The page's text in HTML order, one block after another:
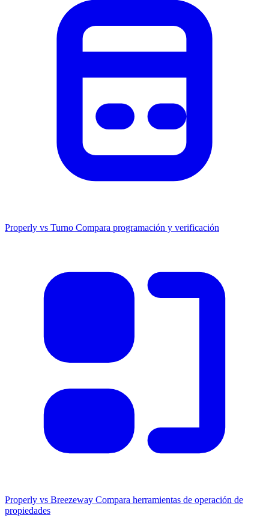
Properly vs Turno Compara programación y verificación
Properly vs Breezeway Compara herramientas de operación de
propiedades